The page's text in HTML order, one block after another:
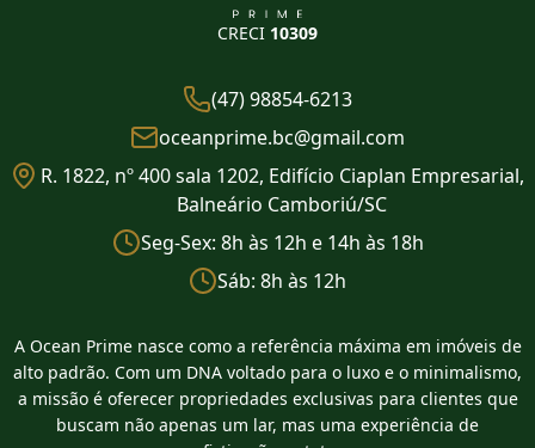
CRECI 10309
(47) 98854-6213
oceanprime.bc@gmail.com
R. 1822, nº 400 sala 1202, Edifício Ciaplan Empresarial,
Balneário Camboriú/SC
Seg-Sex: 8h às 12h e 14h às 18h
Sáb: 8h às 12h
A Ocean Prime nasce como a referência máxima em imóveis de
alto padrão. Com um DNA voltado para o luxo e o minimalismo,
a missão é oferecer propriedades exclusivas para clientes que
buscam não apenas um lar, mas uma experiência de